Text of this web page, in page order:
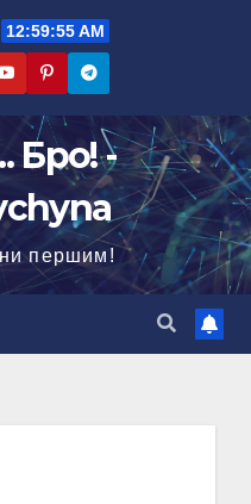
12:59:56 AM
Бро! -
першим!